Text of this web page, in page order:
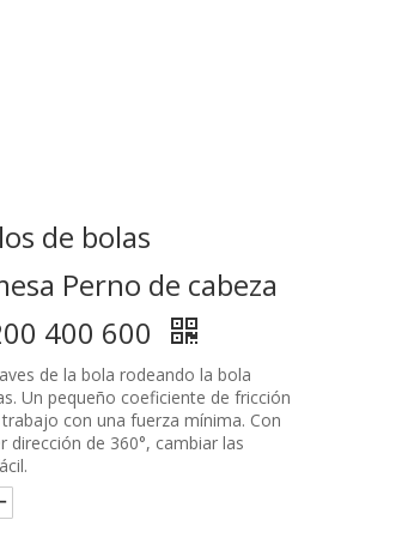
de bolas
Perno de cabeza
400 600
de la bola rodeando la bola
Un pequeño coeficiente de fricción
con una fuerza mínima. Con
dirección de 360°, cambiar las